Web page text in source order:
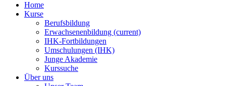
Home
Kurse
Berufsbildung
Erwachsenenbildung (current)
IHK-Fortbildungen
Umschulungen (IHK)
Junge Akademie
Kurssuche
Über uns